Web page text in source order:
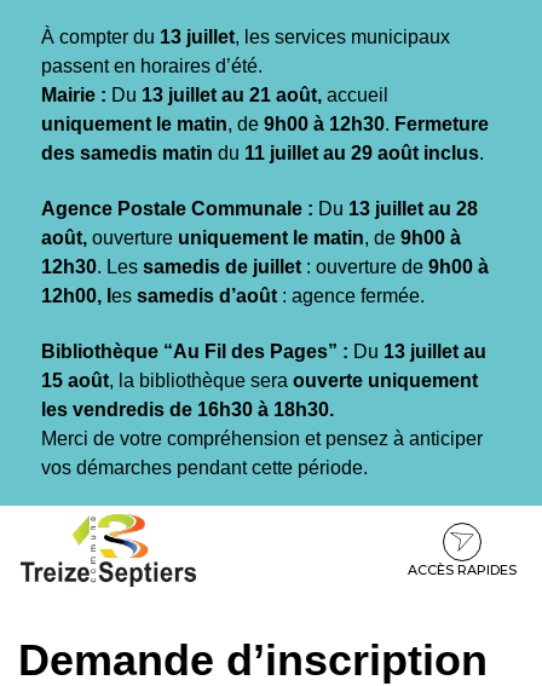
À compter du 13 juillet, les services municipaux
passent en horaires d’été.
Mairie : Du 13 juillet au 21 août, accueil
uniquement le matin, de 9h00 à 12h30. Fermeture
des samedis matin du 11 juillet au 29 août inclus.
Agence Postale Communale : Du 13 juillet au 28
août, ouverture uniquement le matin, de 9h00 à
12h30. Les samedis de juillet : ouverture de 9h00 à
12h00, l es samedis d’août : agence fermée.
Bibliothèque “Au Fil des Pages” : Du 13 juillet au
15 août, la bibliothèque sera ouverte uniquement
les vendredis de 16h30 à 18h30.
Merci de votre compréhension et pensez à anticiper
vos démarches pendant cette période.
contenu
pied
ACCÈS RAPIDES
Demande d’inscription